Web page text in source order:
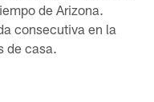
de Arizona.
consecutiva en la
de casa.